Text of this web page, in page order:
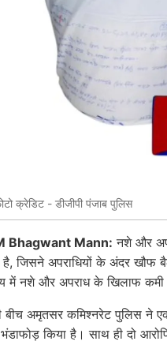
क्रेडिट - डीजीपी पंजाब पुलिस
Bhagwant Mann: नशे और
है, जिसने अपराधियों के अंदर खौफ
में नशे और अपराध के खिलाफ कमी
बीच अमृतसर कमिश्नरेट पुलिस ने
किया है। साथ ही दो